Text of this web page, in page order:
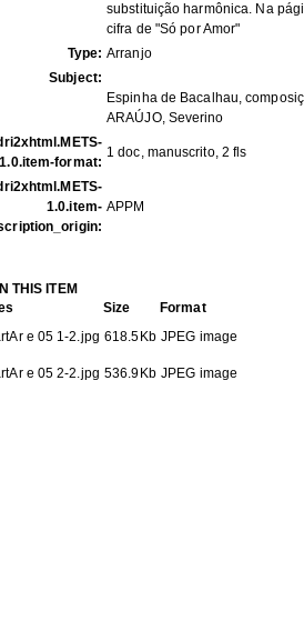
substituição harmônica. Na
cifra de "Só por Amor"
Type: Arranjo
Subject:
Espinha de Bacalhau,
ARAÚJO, Severino
1.0.item-format:
1 doc, manuscrito, 2 fls
1.0.item- APPM
THIS ITEM
Size
Format
e 05 1-2.jpg 618.5Kb JPEG image
e 05 2-2.jpg 536.9Kb JPEG image